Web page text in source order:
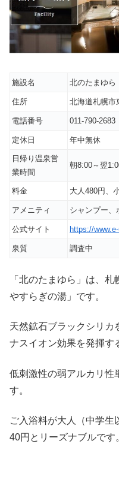
施設名 北のたまゆ
住所 北海道札幌市
電話番号 011-790-2683
定休日 年中無休
日帰り温泉営
業時間
朝8:00～翌
料金 大人480円、
アメニティ シャンプー、
公式サイト https://
泉質 調査中
「北のたまゆら」は、
やすらぎの湯」です。
天然鉱石ブラックシリカ
ナスイオン効果を発揮す
低刺激性の弱アルカリ性
す。
ご入浴料が大人（中学生
40円とリーズナブルです